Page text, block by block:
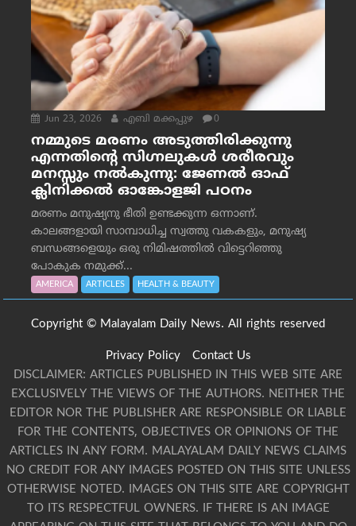
Jun 23, 2026 എബി മക്കപ്പുഴ 0
നമ്മുടെ മരണം അടുത്തിരിക്കുന്നു
എന്നതിന്റെ സിഗ്നലുകൾ ശരീരവും
മനസ്സും നല്‍കുന്നു: ജേണല്‍ ഓഫ്
ക്ലിനിക്കല്‍ ഓങ്കോളജി പഠനം
മരണം മനുഷ്യനു ഭീതി ഉണ്ടക്കുന്ന ഒന്നാണ്.
കാലങ്ങളായി സാമ്പാധിച്ച സ്വത്തു വകകളും, മനുഷ്യ
ബന്ധങ്ങളെയും ഒരു നിമിഷത്തിൽ വിട്ടെറിഞ്ഞു
പോകുക നമുക്ക്...
AMERICA ARTICLES HEALTH & BEAUTY
Copyright © Malayalam Daily News. All rights reserved
Privacy Policy
Contact Us
DISCLAIMER: ARTICLES PUBLISHED IN THIS WEB SITE ARE
EXCLUSIVELY THE VIEWS OF THE AUTHORS. NEITHER THE
EDITOR NOR THE PUBLISHER ARE RESPONSIBLE OR LIABLE
FOR THE CONTENTS, OBJECTIVES OR OPINIONS OF THE
ARTICLES IN ANY FORM. MALAYALAM DAILY NEWS CLAIMS
NO CREDIT FOR ANY IMAGES POSTED ON THIS SITE UNLESS
OTHERWISE NOTED. IMAGES ON THIS SITE ARE COPYRIGHT
TO ITS RESPECTFUL OWNERS. IF THERE IS AN IMAGE